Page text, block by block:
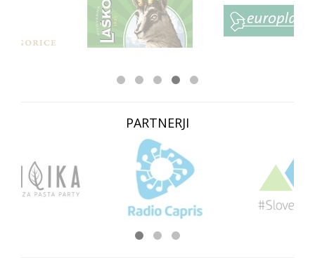
PARTNERJI